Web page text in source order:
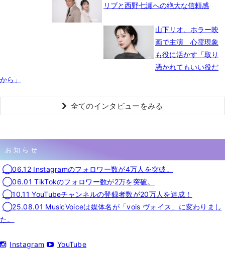
リブと西野七瀬への絶大な信頼感
山下リオ、ホラー映
画で主演 心霊現象
も役に活かす「取り
憑かれてもいい役だ
から」
全てのインタビューをみる
お知らせ
◯06.12 Instagramのフォロワー数が4万人を突破。
◯06.01 TikTokのフォロワー数が2万を突破。
◯10.11 YouTubeチャンネルの登録者数が20万人を達成！
◯25.08.01 MusicVoiceは媒体名が「vois ヴォイス」に変わりまし
た。
Instagram YouTube